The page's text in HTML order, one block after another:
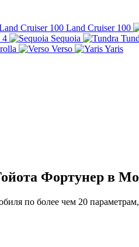
Land Cruiser 100
4 Sequoia
Verso Yaris
Фортунер в
по более чем 20